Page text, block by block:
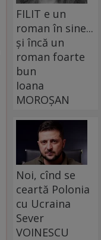
FILIT e un
roman în sine...
și încă un
roman foarte
bun
Ioana
MOROȘAN
Noi, cînd se
ceartă Polonia
cu Ucraina
Sever
VOINESCU